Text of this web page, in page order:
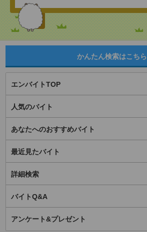
かんたん検索はこちら
エンバイトTOP
人気のバイト
あなたへのおすすめバイト
最近見たバイト
詳細検索
バイトQ&A
アンケート&プレゼント